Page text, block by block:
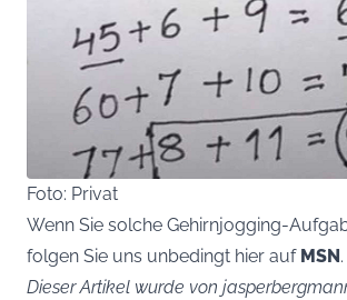
Foto: Privat
Wenn Sie solche Gehirnjogging-
folgen Sie uns unbedingt hier auf MSN.
Dieser Artikel wurde von